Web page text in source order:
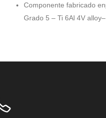
Componente fabricado
Grado 5 – Ti 6Al 4V alloy–